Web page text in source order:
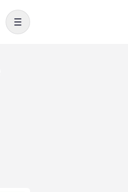
Toggle navigation